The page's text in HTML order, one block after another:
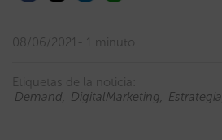
08/06/2021 1 minuto
Etiquetas de la noticia:
Demand
DigitalMarketing Estrategia